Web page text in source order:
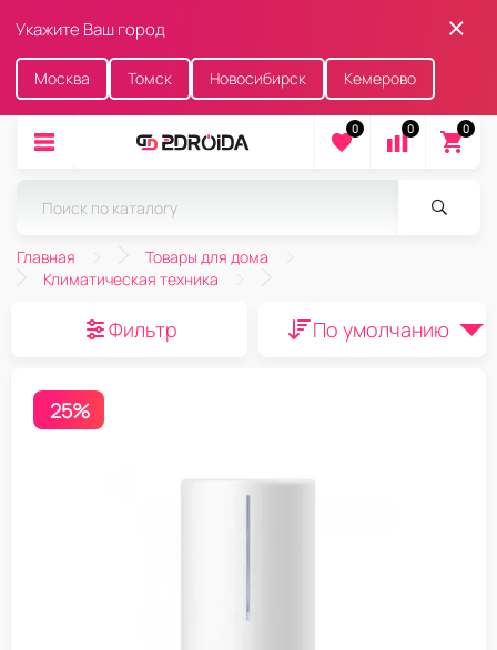
Укажите Ваш город
Москва Томск Новосибирск Кемерово
0 0 0
Главная
Товары для дома
Климатическая техника
Фильтр По умолчанию
25%